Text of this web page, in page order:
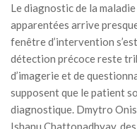
Le diagnostic de la
apparentées arrive
fenêtre d’intervention
détection précoce reste
d’imagerie et de
supposent que le patient
diagnostique. Dmytro
Ishanu Chattopadhyay,